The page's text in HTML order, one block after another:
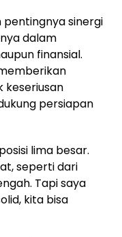
pentingnya sinergi
dalam
finansial.
keseriusan
persiapan
lima besar.
seperti dari
Tapi saya
kita bisa